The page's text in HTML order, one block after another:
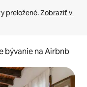
preložené. Zobraziť v
bývanie na Airbnb